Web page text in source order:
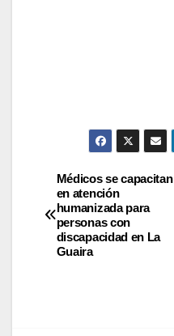
Médicos se capacitan
en atención
humanizada para
personas con
discapacidad en La
Guaira